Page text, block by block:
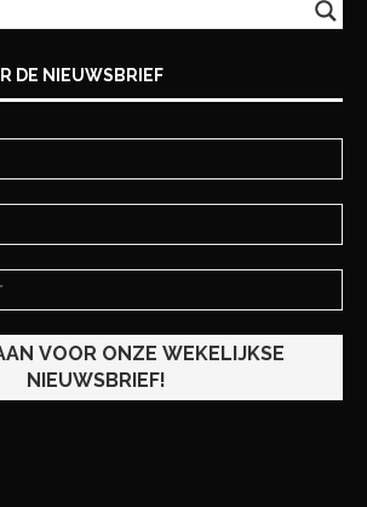
DE NIEUWSBRIEF